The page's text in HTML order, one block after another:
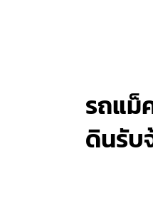
รถแม็
ดินรับ